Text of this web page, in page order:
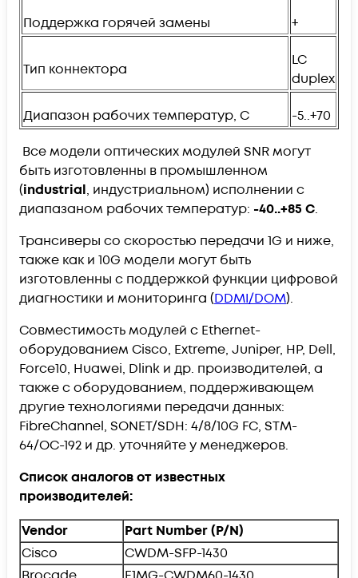
Поддержка горячей замены +
Тип коннектора
LC
duplex
Диапазон рабочих температур, C -5..+70
Все модели оптических модулей SNR могут
быть изготовленны в промышленном
(industrial, индустриальном) исполнении с
диапазаном рабочих температур: -40..+85 С.
Трансиверы со скоростью передачи 1G и ниже,
также как и 10G модели могут быть
изготовленны с поддержкой функции цифровой
диагностики и мониторинга (DDMI/DOM).
Совместимость модулей с Ethernet-
оборудованием Cisco, Extreme, Juniper, HP, Dell,
Force10, Huawei, Dlink и др. производителей, а
также с оборудованием, поддерживающем
другие технологиями передачи данных:
FibreChannel, SONET/SDH: 4/8/10G FC, STM-
64/OC-192 и др. уточняйте у менеджеров.
Список аналогов от известных
производителей:
Vendor
Part Number (P/N)
Cisco
CWDM-SFP-1430